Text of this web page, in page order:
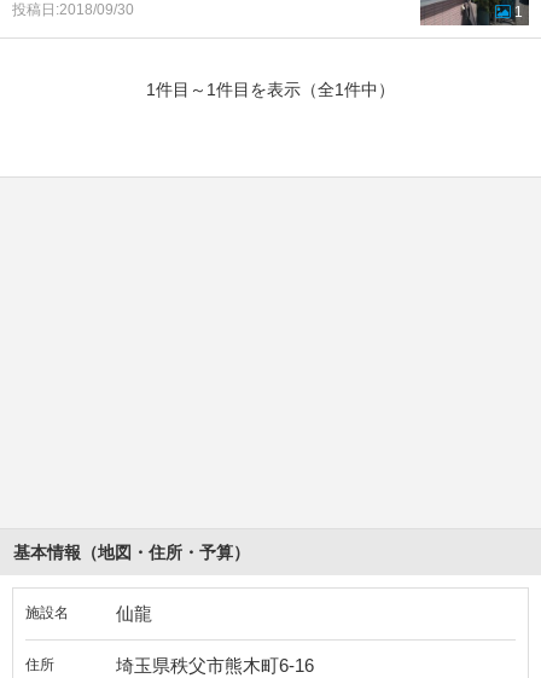
投稿日:2018/09/30
1
1件目～1件目を表示（全1件中）
基本情報（地図・住所・予算）
施設名 仙龍
住所 埼玉県秩父市熊木町6-16